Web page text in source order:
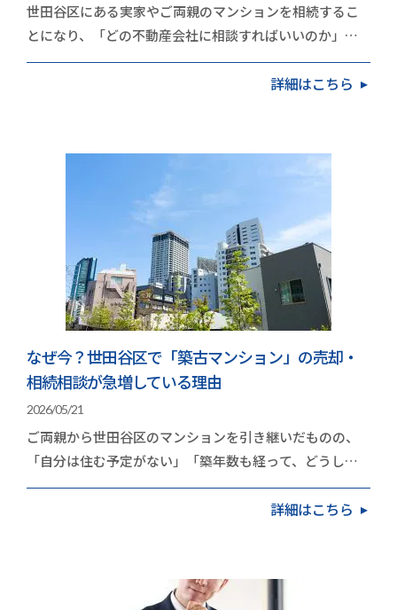
世田谷区にある実家やご両親のマンションを相続するこ
とになり、「どの不動産会社に相談すればいいのか」と
立ち止まっていませんか。高く手放したいという思い…
詳細はこちら
なぜ今？世田谷区で「築古マンション」の売却・
相続相談が急増している理由
2026/05/21
ご両親から世田谷区のマンションを引き継いだものの、
「自分は住む予定がない」「築年数も経って、どうした
ものか」と頭を抱えている方が増えています。久和不…
詳細はこちら